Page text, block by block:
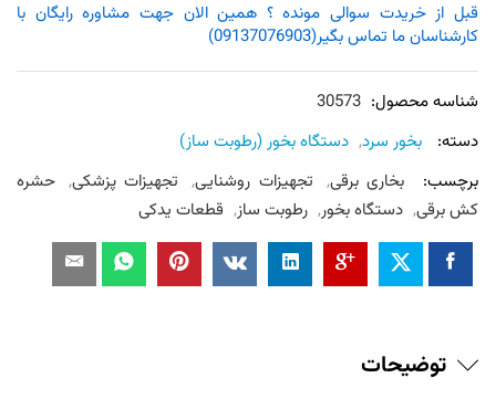
قبل از خریدت سوالی مونده ؟ همین الان جهت مشاوره رایگان با
کارشناسان ما تماس بگیر(09137076903)
شناسه محصول: 30573
دسته:
بخور سرد, دستگاه بخور (رطوبت ساز)
برچسب:
بخاری برقی, تجهیزات روشنایی, تجهیزات پزشکی, حشره
کش برقی, دستگاه بخور, رطوبت ساز, قطعات یدکی
توضیحات